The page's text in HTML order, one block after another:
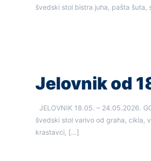
švedski stol bistra juha, pašta
Jelovnik od
JELOVNIK 18.05. – 24.05.2026.
švedski stol varivo od graha, cikla,
krastavci, […]